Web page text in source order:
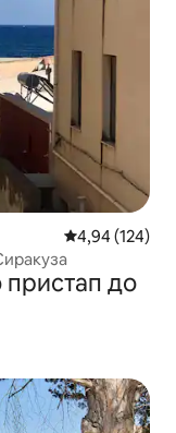
Просечна
4,94 (124)
пристап до